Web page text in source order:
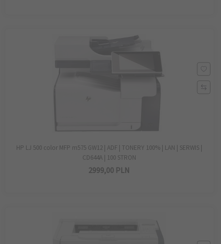
HP LJ 500 color MFP m575 GW12 | ADF | TONERY 100% | LAN | SERWIS |
CD644A | 100 STRON
2999,00 PLN